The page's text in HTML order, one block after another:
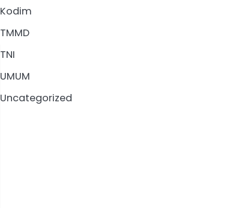
Kodim
TMMD
TNI
UMUM
Uncategorized